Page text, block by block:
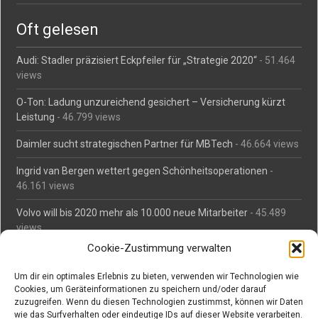
Cookie-Zustimmung verwalten
Um dir ein optimales Erlebnis zu bieten, verwenden wir Technologien wie
Cookies, um Geräteinformationen zu speichern und/oder darauf
zuzugreifen. Wenn du diesen Technologien zustimmst, können wir Daten
wie das Surfverhalten oder eindeutige IDs auf dieser Website verarbeiten.
Oft gelesen
Audi: Stadler präzisiert Eckpfeiler für „Strategie 2020“ - 51.464
views
O-Ton: Ladung unzureichend gesichert – Versicherung kürzt
Leistung - 46.799 views
Daimler sucht strategischen Partner für MBTech - 46.664 views
Ingrid van Bergen wettert gegen Schönheitsoperationen -
46.161 views
Volvo will bis 2020 mehr als 10.000 neue Mitarbeiter - 45.489
views
Mäßiges Interesse an Daimlers MBtech- 44.715 views
O-Ton: Wer muss Schaden für abgedriftete Silvesterraketen
zahlen? - 42.373 views